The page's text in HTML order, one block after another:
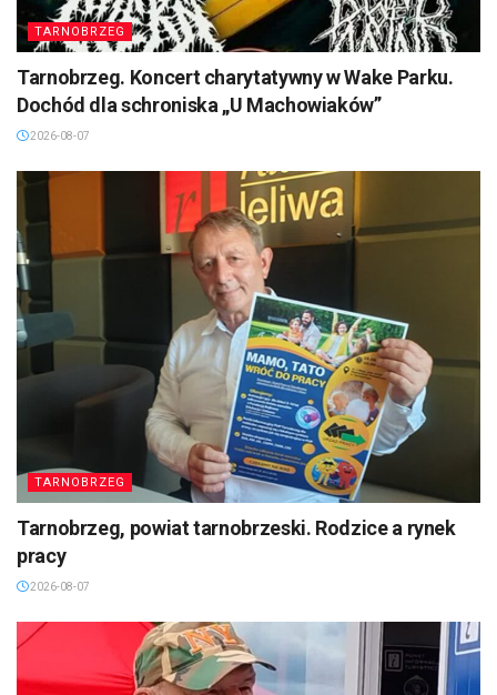
TARNOBRZEG
Tarnobrzeg. Koncert charytatywny w Wake Parku.
Dochód dla schroniska „U Machowiaków”
2026-08-07
TARNOBRZEG
Tarnobrzeg, powiat tarnobrzeski. Rodzice a rynek
pracy
2026-08-07